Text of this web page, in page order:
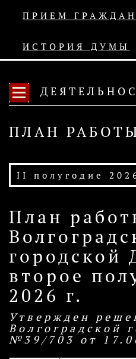
ПРИЕМ ГРАЖДАН
ИСТОРИЯ ДУМЫ
ПЛАН
II полугодие
План
городской
второе
2026 г.
Утвержден
Волгоградской
№39/703 от